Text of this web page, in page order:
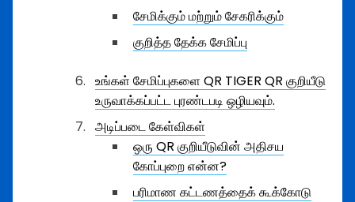
சேமிக்கும் மற்றும் சேகரிக்கும்
குறித்த தேக்க சேமிப்பு
உங்கள் சேமிப்புகளை QR TIGER QR குறியீடு
உருவாக்கப்பட்ட புரண்டபடி ஒழியவும்.
அடிப்படை கேள்விகள்
ஒரு QR குறியீடுவின் அதிசய
கோப்புறை என்ன?
பரிமாண கட்டணத்தைக் கூக்கோடு